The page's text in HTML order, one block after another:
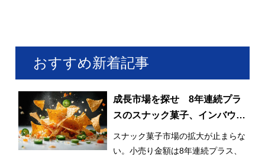
おすすめ新着記事
成長市場を探せ 8年連続プラ
スのスナック菓子、インバウン
ドも貢献
スナック菓子市場の拡大が止まらな
い。小売り金額は8年連続プラス、